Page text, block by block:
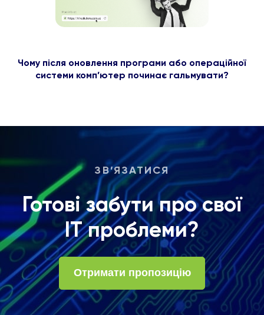
Чому після оновлення програми або операційної
системи комп’ютер починає гальмувати?
ЗВ’ЯЗАТИСЯ
Готові забути про свої
ІТ проблеми?
Отримати пропозицію